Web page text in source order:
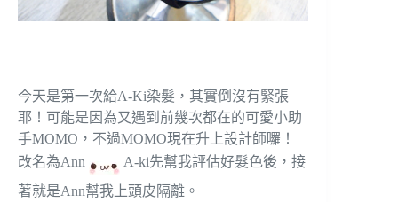
今天是第一次給A-Ki染髮，其實倒沒有緊張
耶！可能是因為又遇到前幾次都在的可愛小助
手MOMO，不過MOMO現在升上設計師囉！
改名為Ann
A-ki先幫我評估好髮色後，接
著就是Ann幫我上頭皮隔離。